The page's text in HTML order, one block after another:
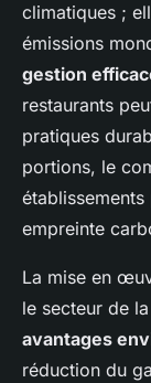
climatiques ;
émissions
gestion
restaurants
pratiques
portions, le
empreinte
La mise en
le secteur de
avantages
réduction du